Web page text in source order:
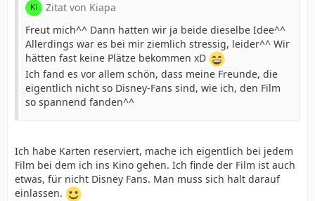
Zitat von Kiapa
Freut mich^^ Dann hatten wir ja beide dieselbe Idee^^
Allerdings war es bei mir ziemlich stressig, leider^^ Wir
hätten fast keine Plätze bekommen xD
Ich fand es vor allem schön, dass meine Freunde, die
eigentlich nicht so Disney-Fans sind, wie ich, den Film
so spannend fanden^^
Ich habe Karten reserviert, mache ich eigentlich bei jedem
Film bei dem ich ins Kino gehen. Ich finde der Film ist auch
etwas, für nicht Disney Fans. Man muss sich halt darauf
einlassen.